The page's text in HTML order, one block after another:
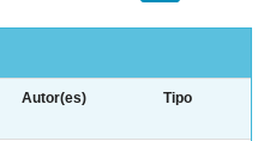
Autor(es) Tipo